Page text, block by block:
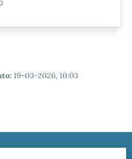
: 19-03-2026, 10:03